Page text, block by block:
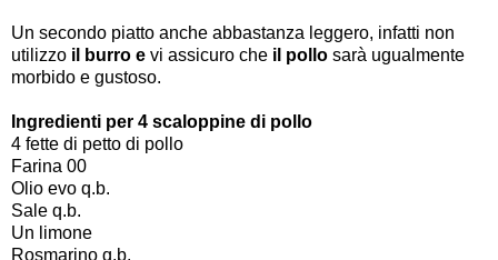
Un secondo piatto anche abbastanza leggero, infatti non
utilizzo il burro e vi assicuro che il pollo sarà ugualmente
morbido e gustoso.
Ingredienti per 4 scaloppine di pollo
4 fette di petto di pollo
Farina 00
Olio evo q.b.
Sale q.b.
Un limone
Rosmarino q.b.